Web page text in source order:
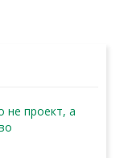
не проект, а